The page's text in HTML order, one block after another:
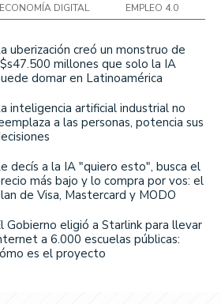
ECONOMÍA DIGITAL EMPLEO 4.0
uberización creó un monstruo de
millones que solo la IA
domar en Latinoamérica
inteligencia artificial industrial no
a las personas, potencia sus
decís a la IA "quiero esto", busca el
más bajo y lo compra por vos: el
de Visa, Mastercard y MODO
Gobierno eligió a Starlink para llevar
a 6.000 escuelas públicas:
es el proyecto